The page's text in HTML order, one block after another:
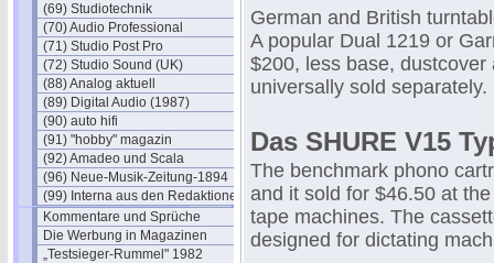
(69) Studiotechnik
(70) Audio Professional
(71) Studio Post Pro
(72) Studio Sound (UK)
(88) Analog aktuell
(89) Digital Audio (1987)
(90) auto hifi
(91) "hobby" magazin
(92) Amadeo und Scala
(96) Neue-Musik-Zeitung-1894
(99) Interna aus den Redaktionen
Kommentare und Sprüche
Die Werbung in Magazinen
„Testsieger-Rummel" 1982
German and British
A popular Dual 1219 or
$200, less base,
universally sold separately.
Das SHURE V15
The benchmark phono
and it sold for $46.50 at
tape machines. The
designed for dictating